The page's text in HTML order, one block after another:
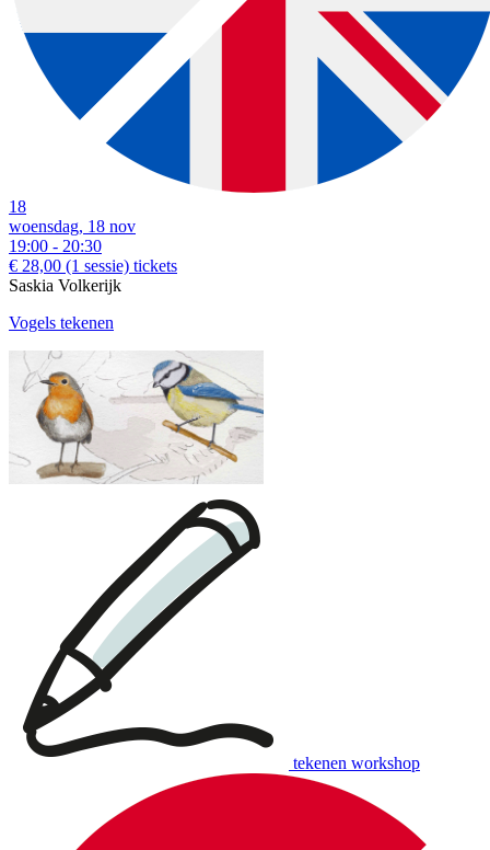
18
woensdag, 18 nov
19:00 - 20:30
€ 28,00 (1 sessie) tickets
Saskia Volkerijk
Vogels tekenen
tekenen workshop